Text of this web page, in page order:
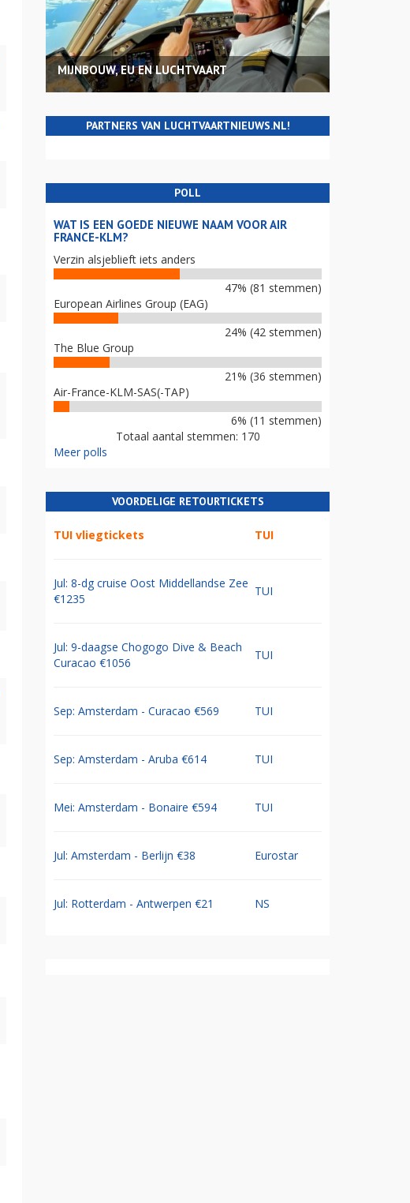
MIJNBOUW, EU EN LUCHTVAART
PARTNERS VAN LUCHTVAARTNIEUWS.NL!
POLL
WAT IS EEN GOEDE NIEUWE NAAM VOOR AIR
FRANCE-KLM?
Verzin alsjeblieft iets anders
47% (81 stemmen)
European Airlines Group (EAG)
24% (42 stemmen)
The Blue Group
21% (36 stemmen)
Air-France-KLM-SAS(-TAP)
6% (11 stemmen)
Totaal aantal stemmen: 170
Meer polls
VOORDELIGE RETOURTICKETS
TUI vliegtickets TUI
Jul: 8-dg cruise Oost Middellandse Zee
€1235
TUI
Jul: 9-daagse Chogogo Dive & Beach
Curacao €1056
TUI
Sep: Amsterdam - Curacao €569 TUI
Sep: Amsterdam - Aruba €614 TUI
Mei: Amsterdam - Bonaire €594 TUI
Jul: Amsterdam - Berlijn €38 Eurostar
Jul: Rotterdam - Antwerpen €21 NS